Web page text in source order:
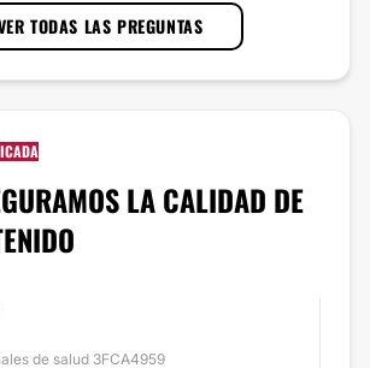
TODAS LAS PREGUNTAS
LA CALIDAD DE
de salud 3FCA4959